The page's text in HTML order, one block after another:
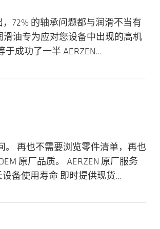
72% 的轴承问题都与润滑不当有
油专为应对您设备中出现的高机
成功了一半 AERZEN…
。 再也不需要浏览零件清单，再也
原厂品质。 AERZEN 原厂服务
备使用寿命 即时提供现货…